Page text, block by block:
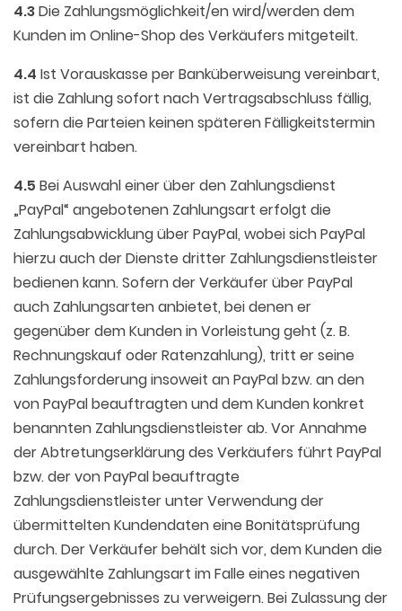
4.3Die Zahlungsmöglichkeit/en wird/werden dem
Kunden im Online-Shop des Verkäufers mitgeteilt.
4.4 Ist Vorauskasse per Banküberweisung vereinbart,
ist die Zahlung sofort nach Vertragsabschluss fällig,
sofern die Parteien keinen späteren Fälligkeitstermin
vereinbart haben.
4.5 Bei Auswahl einer über den Zahlungsdienst
„PayPal“ angebotenen Zahlungsart erfolgt die
Zahlungsabwicklung über PayPal, wobei sich PayPal
hierzu auch der Dienste dritter Zahlungsdienstleister
bedienen kann. Sofern der Verkäufer über PayPal
auch Zahlungsarten anbietet, bei denen er
gegenüber dem Kunden in Vorleistung geht (z. B.
Rechnungskauf oder Ratenzahlung), tritt er seine
Zahlungsforderung insoweit an PayPal bzw. an den
von PayPal beauftragten und dem Kunden konkret
benannten Zahlungsdienstleister ab. Vor Annahme
der Abtretungserklärung des Verkäufers führt PayPal
bzw. der von PayPal beauftragte
Zahlungsdienstleister unter Verwendung der
übermittelten Kundendaten eine Bonitätsprüfung
durch. Der Verkäufer behält sich vor, dem Kunden die
ausgewählte Zahlungsart im Falle eines negativen
Prüfungsergebnisses zu verweigern. Bei Zulassung der